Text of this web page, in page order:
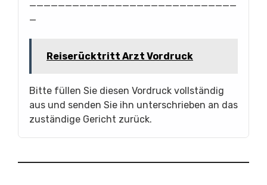
Reiserücktritt Arzt Vordruck
Bitte füllen Sie diesen Vordruck vollständig
aus und senden Sie ihn unterschrieben an das
zuständige Gericht zurück.